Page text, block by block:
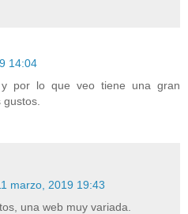
14:04
por lo que veo tiene una gran
gustos.
marzo, 2019 19:43
una web muy variada.